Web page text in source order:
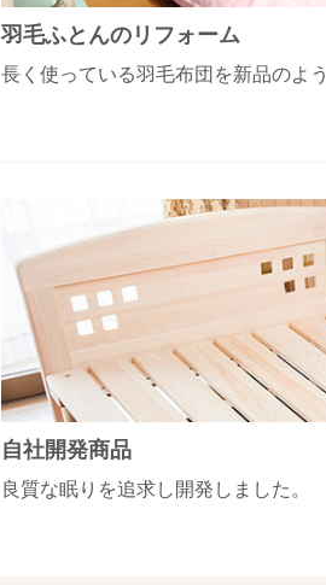
羽毛ふとんのリフォーム
長く使っている羽毛布団を新品のよ
自社開発商品
良質な眠りを追求し開発しました。